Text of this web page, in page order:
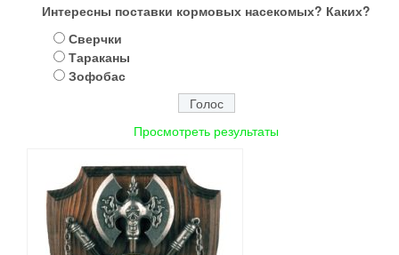
Интересны поставки кормовых насекомых? Каких?
Сверчки
Тараканы
Зофобас
Просмотреть результаты